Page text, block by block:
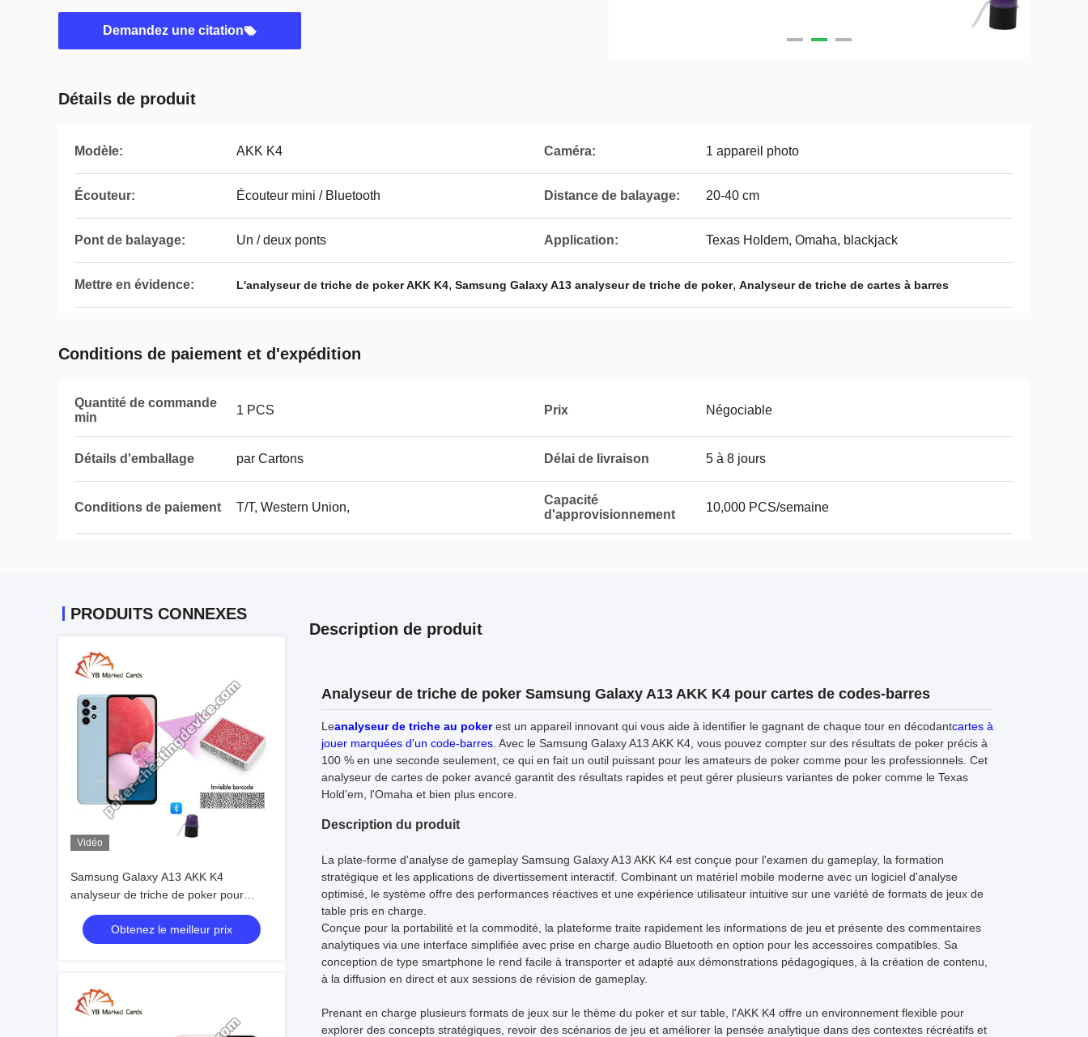
Demandez une citation
Détails de produit
Modèle: AKK K4 Caméra: 1 appareil photo
Écouteur: Écouteur mini / Bluetooth Distance de balayage: 20-40 cm
Pont de balayage: Un / deux ponts Application: Texas Holdem, Omaha, blackjack
Mettre en évidence: L'analyseur de triche de poker AKK K4, Samsung Galaxy A13 analyseur de triche de poker, Analyseur de triche de cartes à barres
Conditions de paiement et d'expédition
Quantité de commande
min
1 PCS Prix Négociable
Détails d'emballage par Cartons Délai de livraison 5 à 8 jours
Conditions de paiement T/T, Western Union,
Capacité
d'approvisionnement
10,000 PCS/semaine
PRODUITS CONNEXES
Vidéo
Samsung Galaxy A13 AKK K4
analyseur de triche de poker pour
cartes à codes à barres
Obtenez le meilleur prix
Description de produit
Analyseur de triche de poker Samsung Galaxy A13 AKK K4 pour cartes de codes-barres
Leanalyseur de triche au poker est un appareil innovant qui vous aide à identifier le gagnant de chaque tour en décodantcartes à
jouer marquées d'un code-barres . Avec le Samsung Galaxy A13 AKK K4, vous pouvez compter sur des résultats de poker précis à
100 % en une seconde seulement, ce qui en fait un outil puissant pour les amateurs de poker comme pour les professionnels. Cet
analyseur de cartes de poker avancé garantit des résultats rapides et peut gérer plusieurs variantes de poker comme le Texas
Hold'em, l'Omaha et bien plus encore.
Description du produit
La plate-forme d'analyse de gameplay Samsung Galaxy A13 AKK K4 est conçue pour l'examen du gameplay, la formation
stratégique et les applications de divertissement interactif. Combinant un matériel mobile moderne avec un logiciel d'analyse
optimisé, le système offre des performances réactives et une expérience utilisateur intuitive sur une variété de formats de jeux de
table pris en charge.
Conçue pour la portabilité et la commodité, la plateforme traite rapidement les informations de jeu et présente des commentaires
analytiques via une interface simplifiée avec prise en charge audio Bluetooth en option pour les accessoires compatibles. Sa
conception de type smartphone le rend facile à transporter et adapté aux démonstrations pédagogiques, à la création de contenu,
à la diffusion en direct et aux sessions de révision de gameplay.
Prenant en charge plusieurs formats de jeux sur le thème du poker et sur table, l'AKK K4 offre un environnement flexible pour
explorer des concepts stratégiques, revoir des scénarios de jeu et améliorer la pensée analytique dans des contextes récréatifs et